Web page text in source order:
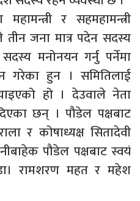
र सहमहामन्त्री
जना मात्र पदेन सदस्य
मनोनयन गर्नु पर्नेमा
गरेका हुन । समितिलाई
हो । देउवाले नेता
छन् । पौडेल पक्षबाट
र कोषाध्यक्ष सितादेवी
पौडेल पक्षबाट स्वयं
रामशरण महत र महेश